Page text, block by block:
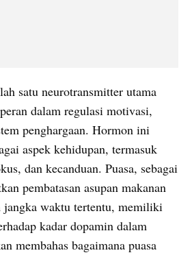
satu neurotransmitter utama
dalam regulasi motivasi,
penghargaan. Hormon ini
aspek kehidupan, termasuk
dan kecanduan. Puasa, sebagai
pembatasan asupan makanan
jangka waktu tertentu, memiliki
kadar dopamin dalam
membahas bagaimana puasa